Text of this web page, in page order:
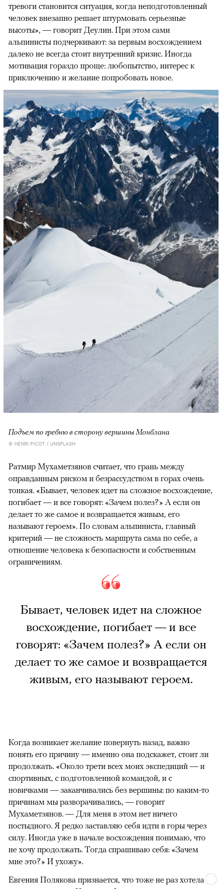
тревоги становится ситуация, когда неподготовленный
человек внезапно решает штурмовать серьезные
высоты», — говорит Деулин. При этом сами
альпинисты подчеркивают: за первым восхождением
далеко не всегда стоит внутренний кризис. Иногда
мотивация гораздо проще: любопытство, интерес к
приключению и желание попробовать новое.
Подъем по гребню в сторону вершины Монблана
© HENRI PICOT / UNSPLASH
Ратмир Мухаметзянов считает, что грань между
оправданным риском и безрассудством в горах очень
тонкая. «Бывает, человек идет на сложное восхождение,
погибает — и все говорят: «Зачем полез?» А если он
делает то же самое и возвращается живым, его
называют героем». По словам альпиниста, главный
критерий — не сложность маршрута сама по себе, а
отношение человека к безопасности и собственным
ограничениям.
Бывает, человек идет на сложное
восхождение, погибает — и все
говорят: «Зачем полез?» А если он
делает то же самое и возвращается
живым, его называют героем.
Когда возникает желание повернуть назад, важно
понять его причину — именно она подскажет, стоит ли
продолжать. «Около трети всех моих экспедиций — и
спортивных, с подготовленной командой, и с
новичками — заканчивались без вершины: по каким-то
причинам мы разворачивались, — говорит
Мухаметзянов. — Для меня в этом нет ничего
постыдного. Я редко заставляю себя идти в горы через
силу. Иногда уже в начале восхождения понимаю, что
не хочу продолжать. Тогда спрашиваю себя: «Зачем
мне это?» И ухожу».
Евгения Полякова признается, что тоже не раз хотела